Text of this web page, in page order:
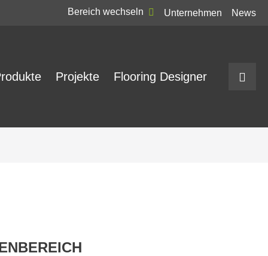
Bereich wechseln Unternehmen News
Projekte Flooring Designer